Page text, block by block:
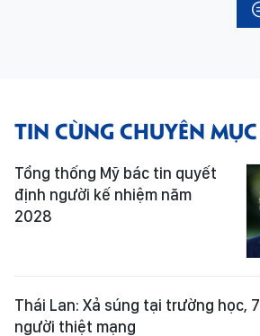
TIN CÙNG CHUYÊN MỤC
Tổng thống Mỹ bác tin quyết
định người kế nhiệm năm
2028
Thái Lan: Xả súng tại trường học, 7
người thiệt mạng